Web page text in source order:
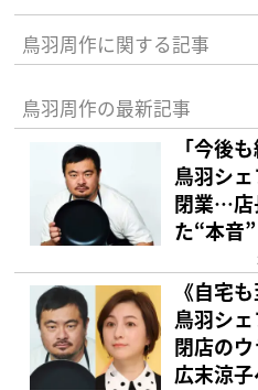
鳥羽周作に関する記事
鳥羽周作の最新記事
「今後
鳥羽シ
閉業…店
た“本音”
《自宅
鳥羽シ
閉店の
広末涼